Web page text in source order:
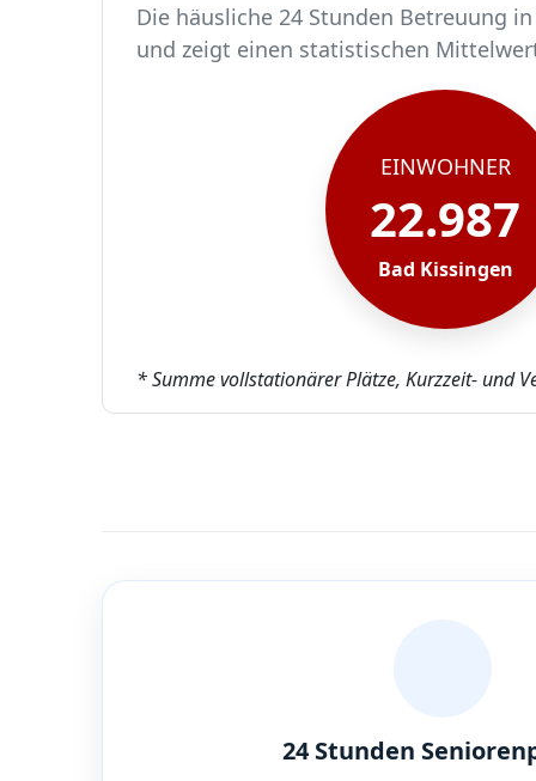
Die häusliche 24 Stunden Betreuung
und zeigt einen statistischen
In Bad Kissingen leben rund 22987
Von diesen 22987 Einwohnern sind
Ca. 224 dieser pflegebedürftigen
Der Großteil der Pflegebedürftigen in
EINWOHNER
22.987
Bad Kissingen
* Summe vollstationärer Plätze, Kurzzeit- und
24 Stunden